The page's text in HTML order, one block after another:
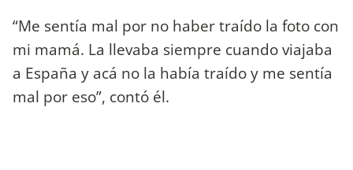
“Me sentía mal por no haber traído la foto con
mi mamá. La llevaba siempre cuando viajaba
a España y acá no la había traído y me sentía
mal por eso”, contó él.